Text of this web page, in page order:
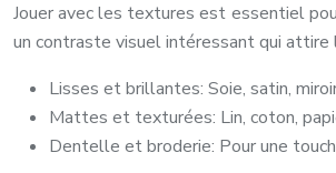
Jouer avec les textures est essentiel
un contraste visuel intéressant qui attire
Lisses et brillantes: Soie, satin,
Mattes et texturées: Lin, coton,
Dentelle et broderie: Pour une